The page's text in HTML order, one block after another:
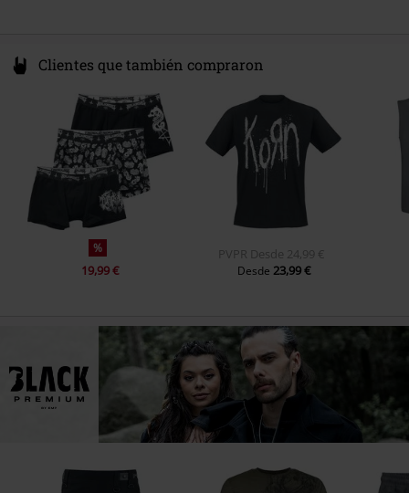
Clientes que también compraron
%
19,99 €
PVPR Desde 24,99 €
Desde 23,99 €